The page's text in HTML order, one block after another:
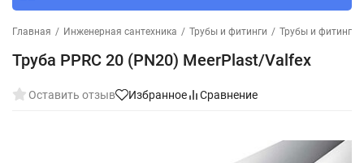
Главная / Инженерная сантехника / Трубы и фитинги / Трубы и фитинги
Труба PPRC 20 (PN20) MeerPlast/Valfex
Оставить отзыв Избранное Сравнение